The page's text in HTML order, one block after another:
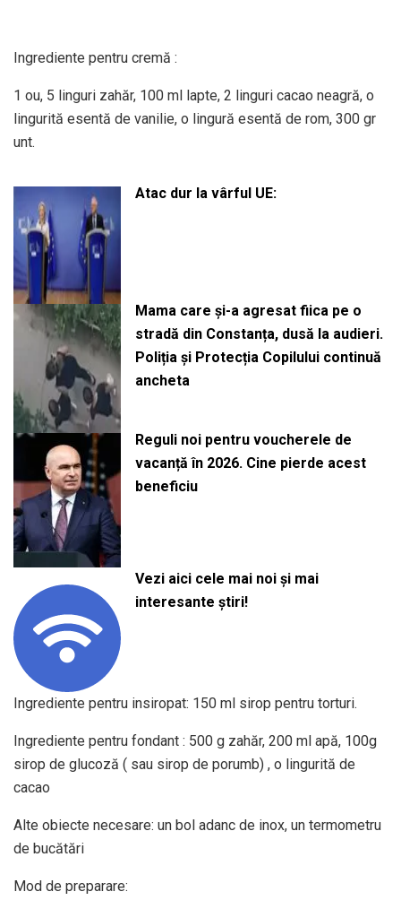
Ingrediente pentru cremă :
1 ou, 5 linguri zahăr, 100 ml lapte, 2 linguri cacao neagră, o
lingurită esentă de vanilie, o lingură esentă de rom, 300 gr
unt.
Atac dur la vârful UE:
Mama care și-a agresat fiica pe o
stradă din Constanța, dusă la audieri.
Poliția și Protecția Copilului continuă
ancheta
Reguli noi pentru voucherele de
vacanță în 2026. Cine pierde acest
beneficiu
Vezi aici cele mai noi și mai
interesante știri!
Ingrediente pentru insiropat: 150 ml sirop pentru torturi.
Ingrediente pentru fondant : 500 g zahăr, 200 ml apă, 100g
sirop de glucoză ( sau sirop de porumb) , o lingurită de
cacao
Alte obiecte necesare: un bol adanc de inox, un termometru
de bucătări
Mod de preparare: